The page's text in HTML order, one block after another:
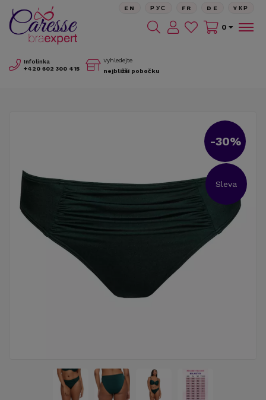
Infolinka
+420 602 300 415
Vyhledejte
nejbližší pobočku
EN РУС FR DE YКР
0
-30%
Sleva